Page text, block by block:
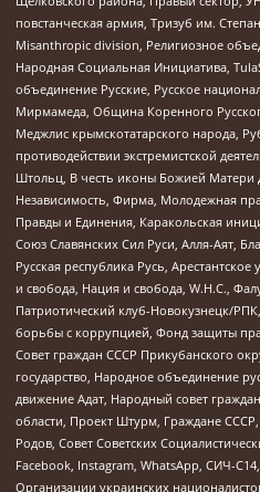
повстанческая армия, Тризуб им.
Misanthropic division, Религиозное
Народная Социальная Инициатива,
объединение Русские, Русское
Мирмамеда, Община Коренного
Меджлис крымскотатарского народа,
противодействии экстремистской
Штольц, В честь иконы Божией Матери
Независимость, Фирма, Молодежная
Правды и Единения, Каракольская
Союз Славянских Сил Руси, Алля-Аят,
Русская республика Русь,
и свобода, Нация и свобода, W.H.С.,
Патриотический клуб-Новокузнецк/
борьбы с коррупцией, Фонд защиты
Совет граждан СССР Прикубанского
государство, Народное объединение
движение Адат, Народный совет
области, Проект Штурм, Граждане
Родов, Совет Советских
Facebook, Instagram, WhatsApp, СИЧ-
Организации украинских